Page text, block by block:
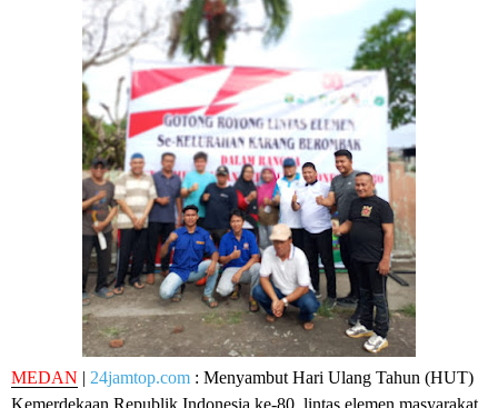
MEDAN | 24jamtop.com : Menyambut Hari Ulang Tahun (HUT)
Kemerdekaan Republik Indonesia ke-80, lintas elemen masyarakat